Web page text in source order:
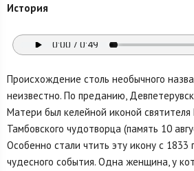
История
Происхождение столь необычного
неизвестно. По преданию,
Матери был келейной иконой
Тамбовского чудотвор­ца (память 10
Особенно стали чтить эту икону с 1833
чудесного события. Одна женщина, у